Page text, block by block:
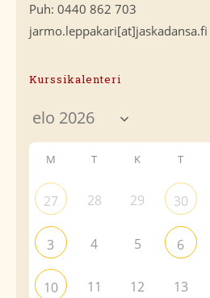
Puh: 0440 862 703
jarmo.leppakari[at]jaskadansa.fi
Kurssikalenteri
M T K T
27 28 29 30
3 4 5 6
10 11 12 13